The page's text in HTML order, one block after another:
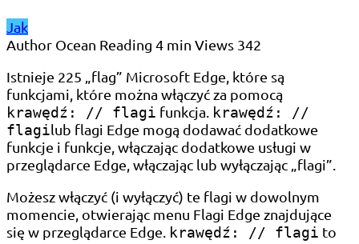
Jak
Author Ocean Reading 4 min Views 342
Istnieje 225 „flag” Microsoft Edge, które są
funkcjami, które można włączyć za pomocą
krawędź: // flagi funkcja. krawędź: //
flagilub flagi Edge mogą dodawać dodatkowe
funkcje i funkcje, włączając dodatkowe usługi w
przeglądarce Edge, włączając lub wyłączając „flagi”.
Możesz włączyć (i wyłączyć) te flagi w dowolnym
momencie, otwierając menu Flagi Edge znajdujące
się w przeglądarce Edge. krawędź: // flagi to